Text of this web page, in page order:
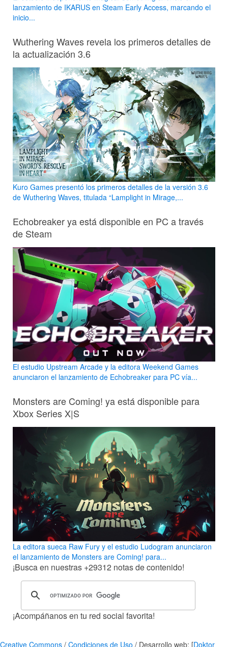
lanzamiento de IKARUS en Steam Early Access, marcando el
inicio...
Wuthering Waves revela los primeros detalles de
la actualización 3.6
Kuro Games presentó los primeros detalles de la versión 3.6
de Wuthering Waves, titulada “Lamplight in Mirage,...
Echobreaker ya está disponible en PC a través
de Steam
El estudio Upstream Arcade y la editora Weekend Games
anunciaron el lanzamiento de Echobreaker para PC vía...
Monsters are Coming! ya está disponible para
Xbox Series X|S
La editora sueca Raw Fury y el estudio Ludogram anunciaron
el lanzamiento de Monsters are Coming! para...
¡Busca en nuestras +29312 notas de contenido!
¡Acompáñanos en tu red social favorita!
Creative Commons / Condiciones de Uso / Desarrollo web: [Doktor